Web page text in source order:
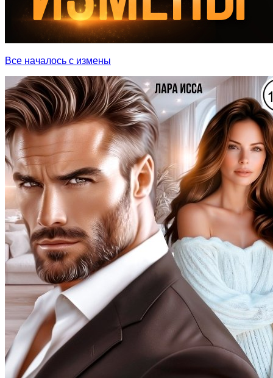
Все началось с измены